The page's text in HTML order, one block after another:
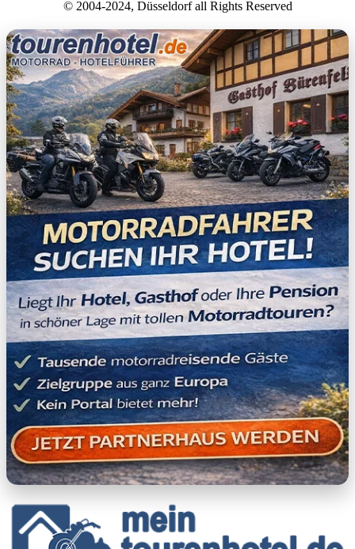
© 2004-2024, Düsseldorf all Rights Reserved